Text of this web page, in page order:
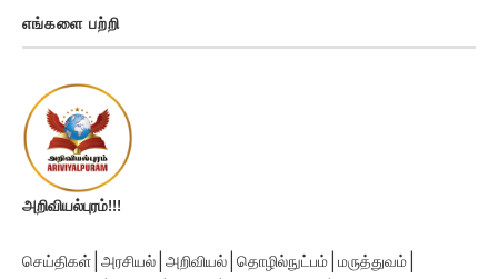
எங்களை பற்றி
அறிவியல்புரம்!!!
செய்திகள் | அரசியல் | அறிவியல் | தொழில்நுட்பம் | மருத்துவம் |